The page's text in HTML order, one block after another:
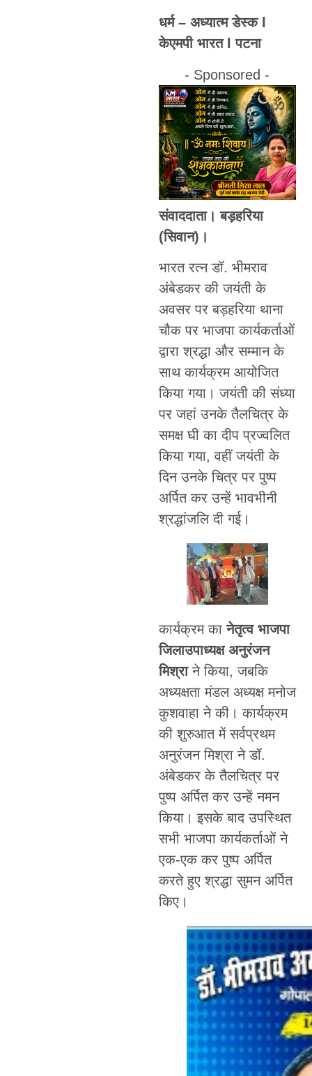
धर्म – अध्यात्म डेस्क l
केएमपी भारत l पटना
- Sponsored -
संवाददाता। बड़हरिया
(सिवान)।
भारत रत्न डॉ. भीमराव
अंबेडकर की जयंती के
अवसर पर बड़हरिया थाना
चौक पर भाजपा कार्यकर्ताओं
द्वारा श्रद्धा और सम्मान के
साथ कार्यक्रम आयोजित
किया गया। जयंती की संध्या
पर जहां उनके तैलचित्र के
समक्ष घी का दीप प्रज्वलित
किया गया, वहीं जयंती के
दिन उनके चित्र पर पुष्प
अर्पित कर उन्हें भावभीनी
श्रद्धांजलि दी गई।
कार्यक्रम कानेतृत्व भाजपा
जिलाउपाध्यक्ष अनुरंजन
मिश्राने किया, जबकि
अध्यक्षता मंडल अध्यक्ष मनोज
कुशवाहा ने की। कार्यक्रम
की शुरुआत में सर्वप्रथम
अनुरंजन मिश्रा ने डॉ.
अंबेडकर के तैलचित्र पर
पुष्प अर्पित कर उन्हें नमन
किया। इसके बाद उपस्थित
सभी भाजपा कार्यकर्ताओं ने
एक-एक कर पुष्प अर्पित
करते हुए श्रद्धा सुमन अर्पित
किए।